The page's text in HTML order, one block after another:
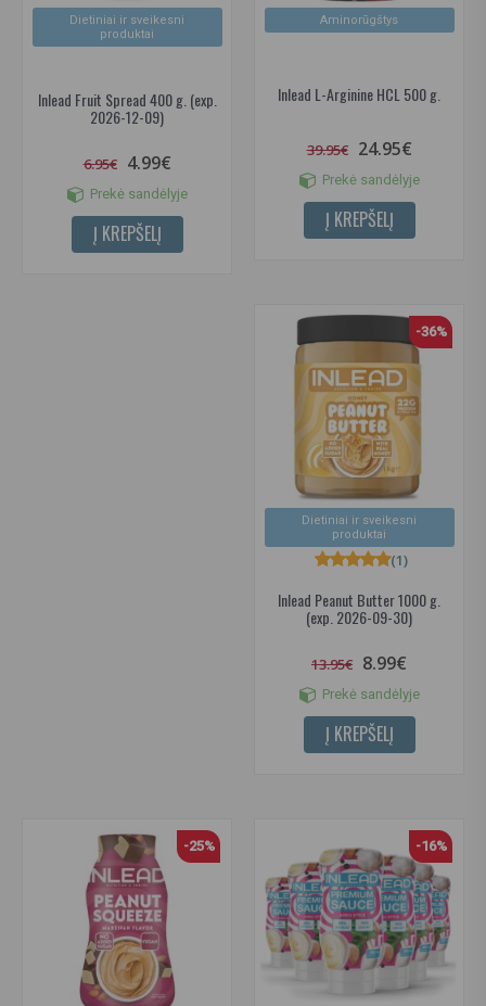
Dietiniai ir sveikesni
produktai
Inlead Fruit Spread 400 g. (exp.
2026-12-09)
6.95€ 4.99€
Prekė sandėlyje
Į KREPŠELĮ
Aminorūgštys
Inlead L-Arginine HCL 500 g.
39.95€ 24.95€
Prekė sandėlyje
Į KREPŠELĮ
Dietiniai ir sveikesni
produktai
-36%
Inlead Peanut Butter 1000 g.
(exp. 2026-09-30)
(1)
13.95€ 8.99€
Prekė sandėlyje
Į KREPŠELĮ
-25% -16%